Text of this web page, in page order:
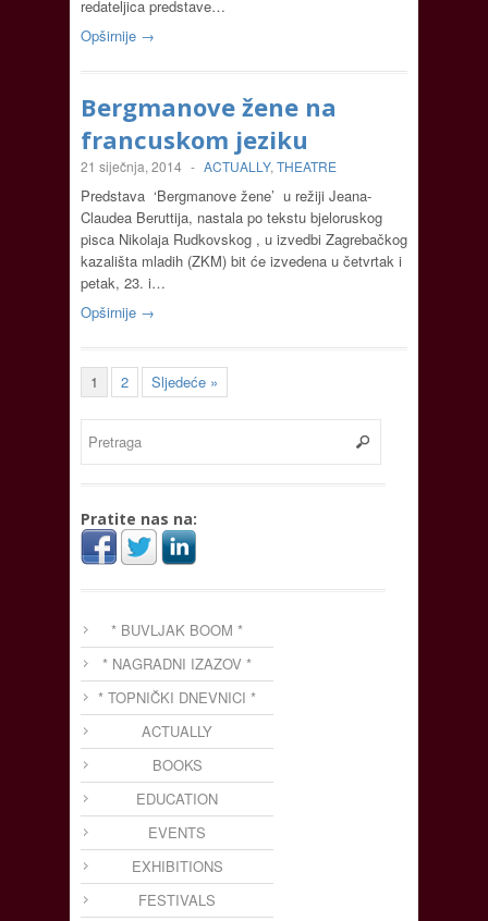
redateljica predstave…
Opširnije →
Bergmanove žene na
francuskom jeziku
21 siječnja, 2014 - ACTUALLY, THEATRE
Predstava ‘Bergmanove žene’ u režiji Jeana-
Claudea Beruttija, nastala po tekstu bjeloruskog
pisca Nikolaja Rudkovskog , u izvedbi Zagrebačkog
kazališta mladih (ZKM) bit će izvedena u četvrtak i
petak, 23. i…
Opširnije →
1 2 Sljedeće »
Pratite nas na:
* BUVLJAK BOOM *
* NAGRADNI IZAZOV *
* TOPNIČKI DNEVNICI *
ACTUALLY
BOOKS
EDUCATION
EVENTS
EXHIBITIONS
FESTIVALS